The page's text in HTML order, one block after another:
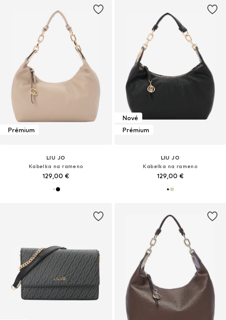
Prémium
LIU JO
Kabelka na rameno
129,00 €
Nové
Prémium
LIU JO
Kabelka na rameno
129,00 €